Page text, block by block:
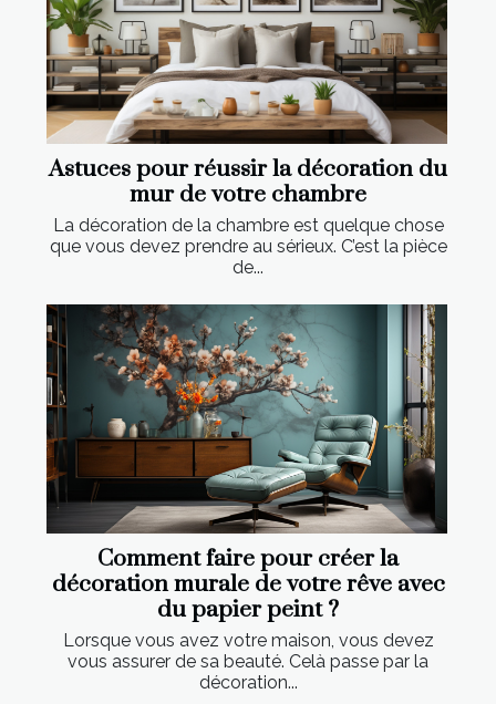
Astuces pour réussir la décoration du
mur de votre chambre
La décoration de la chambre est quelque chose
que vous devez prendre au sérieux. C’est la pièce
de...
Comment faire pour créer la
décoration murale de votre rêve avec
du papier peint ?
Lorsque vous avez votre maison, vous devez
vous assurer de sa beauté. Celà passe par la
décoration...